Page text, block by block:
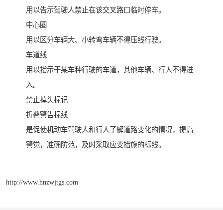
用以告示驾驶人禁止在该交叉路口临时停车。
中心圈
用以区分车辆大、小转弯车辆不得压线行驶。
车道线
用以指示于某车种行驶的车道，其他车辆、行人不得进
入。
禁止掉头标记
折叠警告标线
是促使机动车驾驶人和行人了解道路变化的情况，提高
警觉，准确防范，及时采取应变措施的标线。
http://www.hnzwjtgs.com